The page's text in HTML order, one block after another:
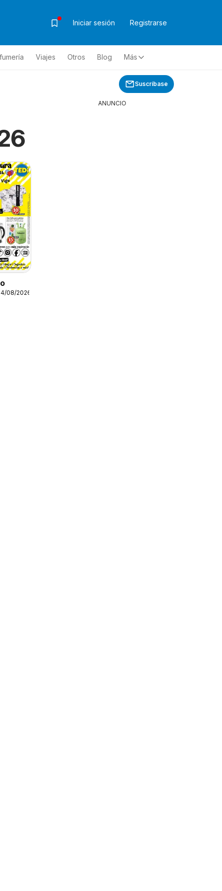
Iniciar sesión Registrarse
Viajes Otros Blog Más
Suscríbase
08/2026
ANUNCIO